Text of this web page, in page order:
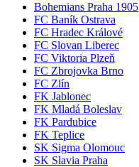
Bohemians Praha 1905
FC Baník Ostrava
FC Hradec Králové
FC Slovan Liberec
FC Viktoria Plzeň
FC Zbrojovka Brno
FC Zlín
FK Jablonec
FK Mladá Boleslav
FK Pardubice
FK Teplice
SK Sigma Olomouc
SK Slavia Praha